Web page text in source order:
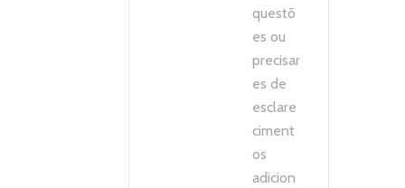
questõ
es ou
precisar
es de
esclare
ciment
os
adicion